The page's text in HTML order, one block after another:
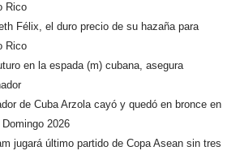
Rico
Félix, el duro precio de su hazaña para
Rico
en la espada (m) cubana, asegura
de Cuba Arzola cayó y quedó en bronce en
2026
jugará último partido de Copa Asean sin tres